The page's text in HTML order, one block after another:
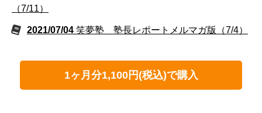
（7/11）
2021/07/04 笑夢塾 塾長レポートメルマガ版（7/4）
1ヶ月分1,100円(税込)で購入